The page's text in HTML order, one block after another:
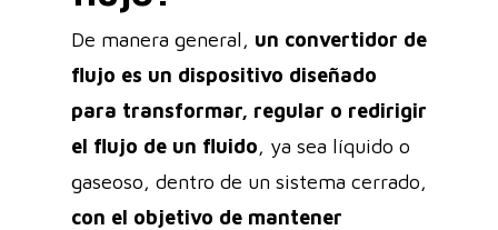
De manera general, un convertidor de
flujo es un dispositivo diseñado
para transformar, regular o redirigir
el flujo de un fluido, ya sea líquido o
gaseoso, dentro de un sistema cerrado,
con el objetivo de mantener